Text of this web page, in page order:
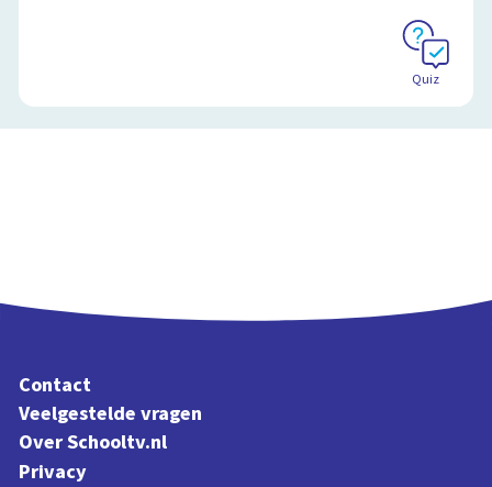
Quiz
Contact
Veelgestelde vragen
Over Schooltv.nl
Privacy